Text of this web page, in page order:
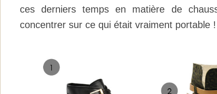
ces derniers temps en matière de
concentrer sur ce qui était vraiment portable !